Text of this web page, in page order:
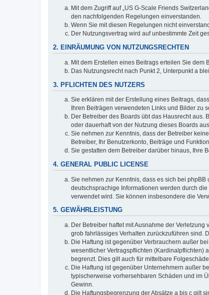
Mit dem Zugriff auf „US G-Scale Friends
den nachfolgenden Regelungen einverstanden.
Wenn Sie mit diesen Regelungen nicht
Der Nutzungsvertrag wird auf unbestimmte Zeit
2. EINRÄUMUNG VON NUTZUNGSRECHTEN
Mit dem Erstellen eines Beitrags erteilen Sie
Das Nutzungsrecht nach Punkt 2, Unterpunkt a
3. PFLICHTEN DES NUTZERS
Sie erklären mit der Erstellung eines Beitrags,
Ihren Beiträgen verwendeten Links und Bilder zu
Der Betreiber des Boards übt das Hausrecht
oder dauerhaft von der Nutzung dieses Boards
Sie nehmen zur Kenntnis, dass der Betreiber
Betreiber, Ihr Benutzerkonto, Beiträge und
Sie gestatten dem Betreiber darüber hinaus, Ihre
4. GENERAL PUBLIC LICENSE
Sie nehmen zur Kenntnis, dass es sich bei phpBB
deutschsprachige Informationen werden durch
verwendet wird. Sie können insbesondere die
5. GEWÄHRLEISTUNG
Der Betreiber haftet mit Ausnahme der
grob fahrlässiges Verhalten zurückzuführen sind.
Die Haftung ist gegenüber Verbrauchern außer
wesentlicher Vertragspflichten (Kardinalpflichten)
begrenzt. Dies gilt auch für mittelbare
Die Haftung ist gegenüber Unternehmern außer
typischerweise vorhersehbaren Schäden und im
Gewinn.
Die Haftungsbegrenzung der Absätze a bis c gilt